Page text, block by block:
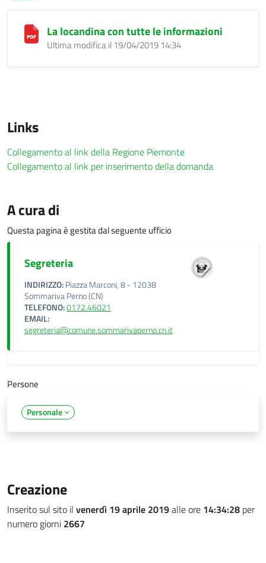
La locandina con tutte le informazioni
Ultima modifica il 19/04/2019 14:34
Links
Collegamento al link della Regione Piemonte
Collegamento al link per inserimento della domanda
A cura di
Questa pagina è gestita dal seguente ufficio
Segreteria
INDIRIZZO:Piazza Marconi, 8 - 12038
Sommariva Perno (CN)
TELEFONO:0172.46021
EMAIL:
segreteria@comune.sommarivaperno.cn.it
Persone
Personale
Creazione
Inserito sul sito il venerdì 19 aprile 2019alle ore 14:34:28 per
numero giorni 2667